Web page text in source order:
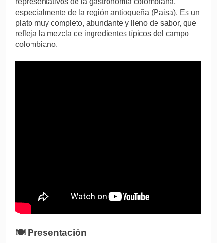
representativos de la gastronomía colombiana,
especialmente de la región antioqueña (Paisa). Es un
plato muy completo, abundante y lleno de sabor, que
refleja la mezcla de ingredientes típicos del campo
colombiano.
🍽️ Presentación